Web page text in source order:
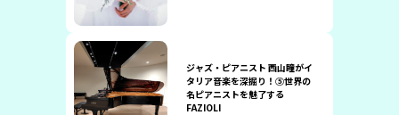
ジャズ・ピアニスト 西山瞳がイ
タリア音楽を深掘り！⑤世界の
名ピアニストを魅了する
FAZIOLI